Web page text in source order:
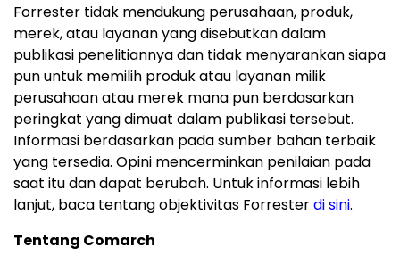
Forrester tidak mendukung perusahaan, produk,
merek, atau layanan yang disebutkan dalam
publikasi penelitiannya dan tidak menyarankan siapa
pun untuk memilih produk atau layanan milik
perusahaan atau merek mana pun berdasarkan
peringkat yang dimuat dalam publikasi tersebut.
Informasi berdasarkan pada sumber bahan terbaik
yang tersedia. Opini mencerminkan penilaian pada
saat itu dan dapat berubah. Untuk informasi lebih
lanjut, baca tentang objektivitas Forresterdi sini.
Tentang Comarch